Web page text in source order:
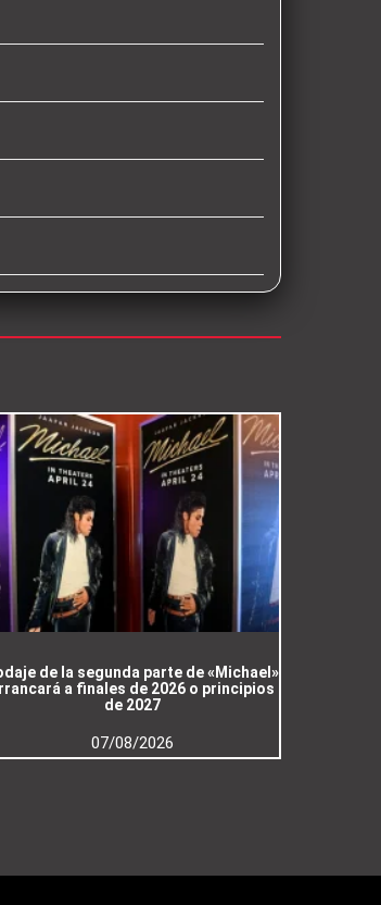
de la segunda parte de «Michael»
a finales de 2026 o principios
de 2027
07/08/2026